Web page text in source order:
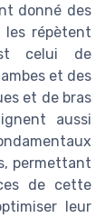
donné des
les répètent
celui de
et des
et de bras
aussi
permettant
de cette
leur